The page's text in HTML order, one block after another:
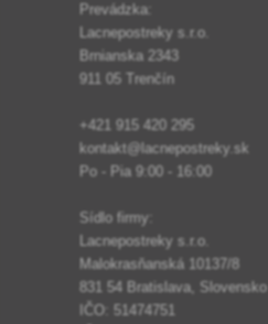
Prevádzka:
Lacnepostreky s.r.o.
Brnianska 2343
911 05 Trenčín
+421 915 420 295
kontakt@lacnepostreky.sk
Po - Pia 9:00 - 16:00
Sídlo firmy:
Lacnepostreky s.r.o.
Malokrasňanská 10137/8
831 54 Bratislava, Slovensko
IČO: 51474751